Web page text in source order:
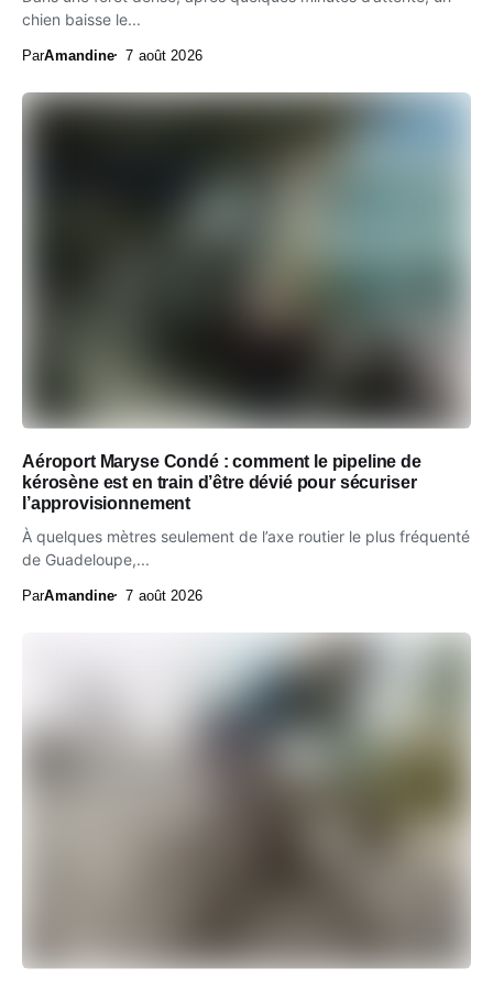
chien baisse le...
ParAmandine 7 août 2026
Aéroport Maryse Condé : comment le pipeline de
kérosène est en train d’être dévié pour sécuriser
l’approvisionnement
À quelques mètres seulement de l’axe routier le plus fréquenté
de Guadeloupe,...
ParAmandine 7 août 2026